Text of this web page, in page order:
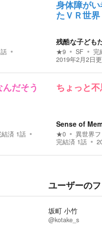
話
身体障が
たＶＲ世界
残酷な子ども
★9 SF 完
2019年2月2日
だそう
結済 1話
ちょっと
Sense of
★0
異世界
完結済 1話
ユーザーの
坂町 小竹
@kotake_s